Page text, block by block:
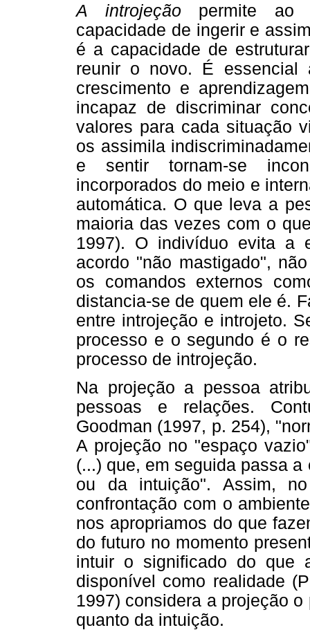
A introjeção permite ao
capacidade de ingerir e
é a capacidade de
reunir o novo. É essencial
crescimento e
incapaz de discriminar
valores para cada situação
os assimila
e sentir tornam-se
incorporados do meio e
automática. O que leva a
maioria das vezes com o
1997). O indivíduo evita a
acordo "não mastigado",
os comandos externos
distancia-se de quem ele é.
entre introjeção e introjeto.
processo e o segundo é o
processo de introjeção.
Na projeção a pessoa
pessoas e relações.
Goodman (1997, p. 254),
A projeção no "espaço
(...) que, em seguida passa
ou da intuição". Assim,
confrontação com o
nos apropriamos do que
do futuro no momento
intuir o significado do que
disponível como realidade
1997) considera a projeção
quanto da intuição.